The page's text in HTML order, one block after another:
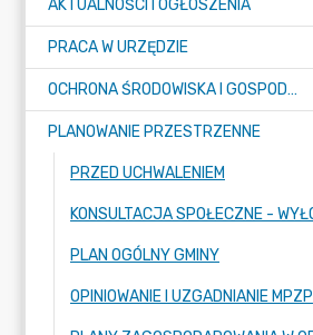
AKTUALNOŚCI I OGŁOSZENIA
PRACA W URZĘDZIE
OCHRONA ŚRODOWISKA I GOSPODARKA KOMUNALNA
PLANOWANIE PRZESTRZENNE
PRZED UCHWALENIEM
PLAN OGÓLNY GMINY
OPINIOWANIE I UZGADNIANIE MPZP